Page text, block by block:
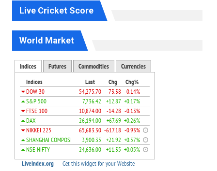
Live Cricket Score
World Market